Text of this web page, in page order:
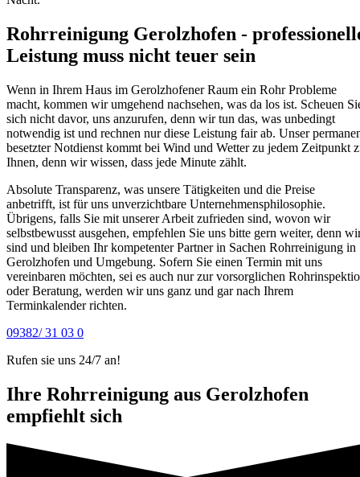
Rohrreinigung Gerolzhofen -
Leistung muss nicht teuer sein
Wenn in Ihrem Haus im Gerolzhofener Raum ein Rohr Probleme
macht, kommen wir umgehend nachsehen, was da los ist. Scheuen
sich nicht davor, uns anzurufen, denn wir tun das, was unbedingt
notwendig ist und rechnen nur diese Leistung fair ab. Unser
besetzter Notdienst kommt bei Wind und Wetter zu jedem Zeitpunkt
Ihnen, denn wir wissen, dass jede Minute zählt.
Absolute Transparenz, was unsere Tätigkeiten und die Preise
anbetrifft, ist für uns unverzichtbare Unternehmensphilosophie.
Übrigens, falls Sie mit unserer Arbeit zufrieden sind, wovon wir
selbstbewusst ausgehen, empfehlen Sie uns bitte gern weiter, denn
sind und bleiben Ihr kompetenter Partner in Sachen Rohrreinigung in
Gerolzhofen und Umgebung. Sofern Sie einen Termin mit uns
vereinbaren möchten, sei es auch nur zur vorsorglichen
oder Beratung, werden wir uns ganz und gar nach Ihrem
Terminkalender richten.
09382/ 31 03 0
Rufen sie uns 24/7 an!
Ihre Rohrreinigung aus Gerolzhofen
empfiehlt sich